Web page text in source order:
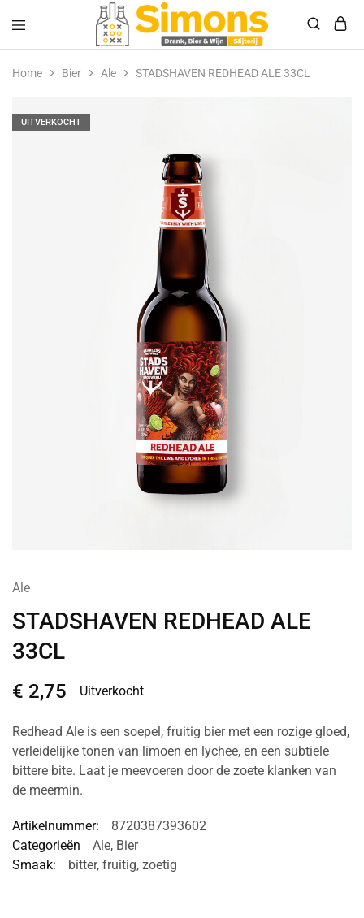
Simonsdrank.nl
Drank,
Bier
&
Home Bier Ale STADSHAVEN REDHEAD ALE 33CL
UITVERKOCHT
Ale
STADSHAVEN REDHEAD ALE
33CL
€ 2,75 Uitverkocht
Redhead Ale is een soepel, fruitig bier met een rozige gloed,
verleidelijke tonen van limoen en lychee, en een subtiele
bittere bite. Laat je meevoeren door de zoete klanken van
de meermin.
Artikelnummer:
8720387393602
Categorieën
Ale, Bier
Smaak:
bitter, fruitig, zoetig